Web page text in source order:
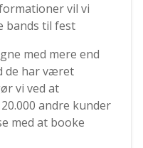
vil vi
bands til fest
med mere end
de har været
vi ved at
andre kunder
med at booke